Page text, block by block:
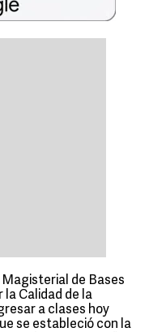
de Bases
la Calidad de la
a clases hoy
se estableció con la